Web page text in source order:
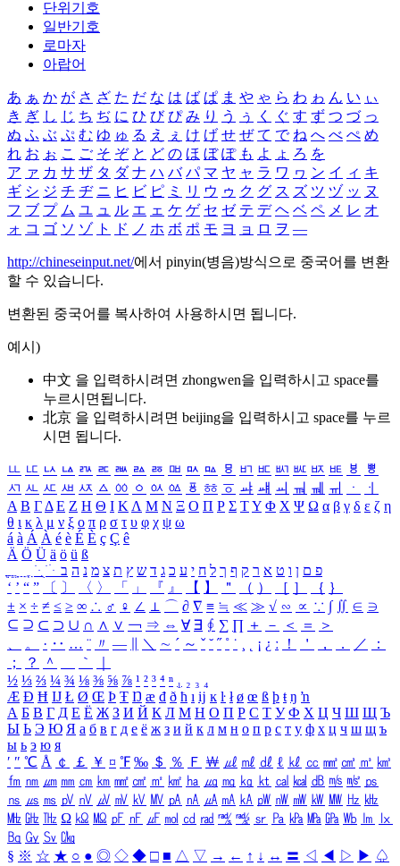
단위기호
일반기호
로마자
아랍어
あ ぁ か が さ ざ た だ な は ば ぱ ま や ゃ ら わ ゎ ん い ぃ
き ぎ し じ ち ぢ に ひ び ぴ み り う ぅ く ぐ す ず つ づ っ
ぬ ふ ぶ ぷ む ゆ ゅ る え ぇ け げ せ ぜ て で ね へ べ ぺ め
れ お ぉ こ ご そ ぞ と ど の ほ ぼ ぽ も よ ょ ろ を
ア ァ カ サ ザ タ ダ ナ ハ バ パ マ ヤ ャ ラ ワ ヮ ン イ ィ キ
ギ シ ジ チ ヂ ニ ヒ ビ ピ ミ リ ウ ゥ ク グ ス ズ ツ ヅ ッ ヌ
フ ブ プ ム ユ ュ ル エ ェ ケ ゲ セ ゼ テ デ ヘ ベ ペ メ レ オ
ォ コ ゴ ソ ゾ ト ド ノ ホ ボ ポ モ ヨ ョ ロ ヲ ―
http://chineseinput.net/에서 pinyin(병음)방식으로 중국어를 변환
할 수 있습니다.
변환된 중국어를 복사하여 사용하시면 됩니다.
예시)
中文 을 입력하시려면 zhongwen을 입력하시고 space를
누르시면됩니다.
北京 을 입력하시려면 beijing을 입력하시고 space를 누르
시면 됩니다.
ㅥ ㅦ ㅧ ㅨ ㅩ ㅪ ㅫ ㅬ ㅭ ㅮ ㅯ ㅰ ㅱ ㅲ ㅳ ㅴ ㅵ ㅶ ㅷ ㅸ
ㅹ
ㅺ ㅻ ㅼ ㅽ ㅾ ㅿ ㆀ ㆁ ㆂ ㆃ ㆄ ㆅ ㆆ ㆇ ㆈ ㆉ ㆊ ㆋ ㆌ ㆍ
ㆎ
Α Β ΓΔ Ε Ζ Η Θ Ι ΚΛ Μ Ν Ξ Ο Π Ρ Σ ΤΥ Φ Χ Ψ Ω α β γ δ ε ζ η
θ ι κ λ μ ν ξ ο π ρ σ τ υ φ χ ψ ω
á à Á À é è É È ç Ç ê
Ä Ö Ü ä ö ü ß
ִֶֹ ֻּ ׁׂ פ ם ן ו ט א ר ק ף ך ל ח י ע כ ג ד ש ץ ת צ מ נ ה ב
‘ ’ “ ” 〔 〕 〈 〉 「 」 『 』 【 】 ＂ （ ） ［ ］ ｛ ｝
± × ÷ ≠ ≤ ≥ ∞ ∴ ♂ ♀ ∠ ⊥ ⌒ ∂ ∇ ≡ ≒ ≪ ≫ √ ∽ ∝ ∵ ∫ ∬ ∈ ∋
⊆ ⊇ ⊂ ⊃ ∪ ∩ ∧ ∨ ￢ ⇒ ⇔ ∀ ∃ ∮ ∑ ∏ ＋ － ＜ ＝
＞
、
。 · ‥ … ¨ 〃 ― ＼ ∼ ´ ～ ˇ ˘ ˝ ˚ ˙ ¸ ¡ ¿ ː ！ ＇ ， ． ／
：
；
？ ＾ ｀
½ ⅓ ⅔ ¼ ¾ ⅛ ⅜ ⅝ ⅞ ¹ ² ³ ⁴ ⁿ ₁ ₂ ₃ ₄
Æ Ð Ħ Ĳ Ł Ø Œ Þ Ŧ Ŋ æ đ ð ħ ı ĳ ĸ ŀ ł ø œ ß þ ŧ ŋ ŉ
А Б В Г Д Е Ё Ж З И Й К Л М Н О П Р С Т У Ф Х Ц Ч Ш Щ Ъ
Ы Ь Э Ю Я а б в г д е ё ж з и й к л м н о п р с т у ф х ц ч ш щ ъ
ы ь э ю я
′ ″ ℃ Å ￠ ￡ ￥ ¤ ℉ ‰ ＄ ％ Ｆ ￦ ㎕ ㎖ ㎗ ℓ ㎘ ㏄ ㎣ ㎤ ㎥ ㎦
㎙ ㎚ ㎛ ㎜ ㎝ ㎞ ㎟ ㎠ ㎡ ㎢ ㏊ ㎍ ㎎ ㎏ ㏏ ㎈ ㎉ ㏈ ㎧ ㎨ ㎰
㎱ ㎲ ㎳ ㎴ ㎵ ㎶ ㎷ ㎸ ㎹ ㎀ ㎁ ㎂ ㎃ ㎄ ㎺ ㎻ ㎽ ㎾ ㎿ ㎐ ㎑
㎒ ㎓ ㎔ Ω ㏀ ㏁ ㎊ ㎋ ㎌ ㏖ ㏅ ㎭ ㎮ ㎯ ㏛ ㎩ ㎪ ㎫ ㎬ ㏝ ㏐
㏓
㏃ ㏉ ㏜ ㏆
§ ※ ☆ ★ ○ ● ◎ ◇ ◆ □ ■ △ ▽ → ← ↑ ↓ ↔ 〓 ◁ ◀ ▷ ▶ ♤